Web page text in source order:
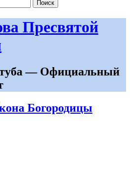
Пресвятой
— Официальный
Богородицы